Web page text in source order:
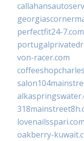
perfectfit24-7.com
von-racer.com
lovenailsspari.com
oakberry-